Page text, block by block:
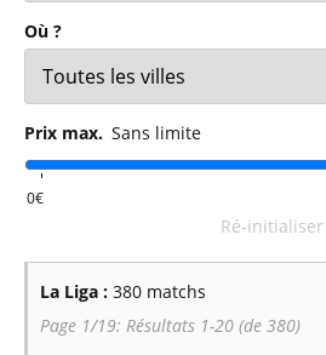
Où ?
Prix max. Sans limite
Ré-initialiser
La Liga : 380 matchs
Page 1/19: Résultats 1-20 (de 380)